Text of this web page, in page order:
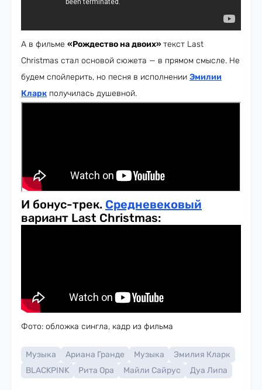
А в фильме «Рождество на двоих»текст Last
Christmas стал основой сюжета — в прямом смысле. Не
будем спойлерить, но песня в исполнении Эмилии
Кларк получилась душевной.
И бонус-трек. Средневековый
вариант Last Christmas:
Фото: обложка сингла, кадр из фильма
Музыка Ариана Гранде Музыка
Эмилия Кларк
BLACKPINK
Рита Ора Майли Сайрус Дуа Липа